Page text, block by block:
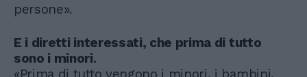
persone».
E i diretti interessati, che prima di tutto
sono i minori.
«Prima di tutto vengono i minori, i bambini,